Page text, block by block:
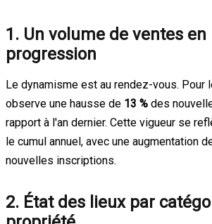
1. Un volume de ventes en
progression
Le dynamisme est au rendez-vous. Pour
observe une hausse de 13 % des
rapport à l'an dernier. Cette vigueur se
le cumul annuel, avec une augmentation
nouvelles inscriptions.
2. État des lieux par